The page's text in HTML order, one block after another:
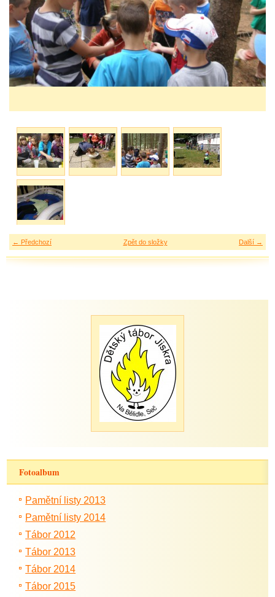
← Předchozí Další →
Zpět do složky
Fotoalbum
Pamětní listy 2013
Pamětní listy 2014
Tábor 2012
Tábor 2013
Tábor 2014
Tábor 2015